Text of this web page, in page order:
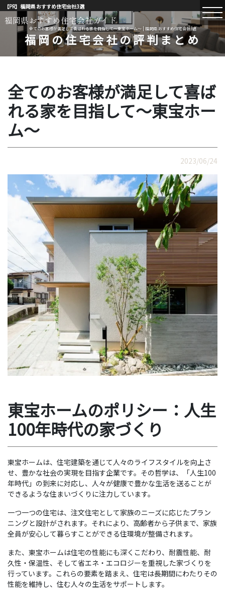
【PR】福岡県 おすすめ住宅会社3選
福岡県おすすめ住宅会社ガイド
全てのお客様が満足して喜ばれる家を目指して～東宝ホーム～ | 福岡県 おすすめ住宅会社3選
福岡の住宅会社の評判まとめ
全てのお客様が満足して喜ば
れる家を目指して～東宝ホー
ム～
2023/06/24
東宝ホームのポリシー：人生
100年時代の家づくり
東宝ホームは、住宅建築を通じて人々のライフスタイルを向上さ
せ、豊かな社会の実現を目指す企業です。その哲学は、「人生100
年時代」の到来に対応し、人々が健康で豊かな生活を送ることが
できるような住まいづくりに注力しています。
一つ一つの住宅は、注文住宅として家族のニーズに応じたプラン
ニングと設計がされます。それにより、高齢者から子供まで、家族
全員が安心して暮らすことができる住環境が整備されます。
また、東宝ホームは住宅の性能にも深くこだわり、耐震性能、耐
久性・保温性、そして省エネ・エコロジーを重視した家づくりを
行っています。これらの要素を踏まえ、住宅は長期間にわたりその
性能を維持し、住む人々の生活をサポートします。